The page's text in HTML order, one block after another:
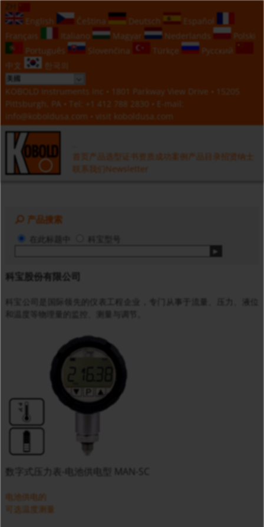
English
Čeština Deutsch
Español
Français
Italiano Magyar Nederlands
Polski
Português
Slovenčina Türkçe
Русский
中文
한국의
KOBOLD Instruments Inc • 1801 Parkway View Drive • 15205
Pittsburgh, PA • Tel:
+1 412 788 2830 • E-mail:
info@koboldusa.com • visit koboldusa.com
首页 产品选型 证书资质 成功案例 产品目录 招贤纳士
联系我们 Newsletter
产品搜索
在此标题中 科宝型号
科宝股份有限公司
科宝公司是国际领先的仪表工程企业，专门从事于流量、压力、液位
和温度等物理量的监控、测量与调节。
数字式压力表-电池供电型 MAN-SC
电池供电的
可选温度测量